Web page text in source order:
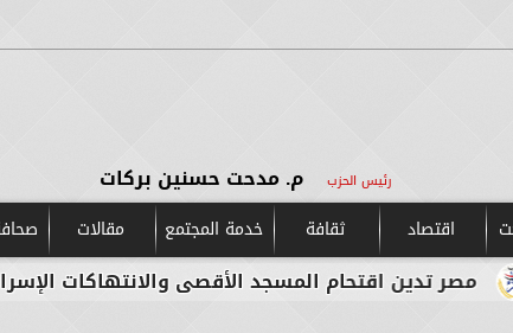
رئيس الحزب م. مدحت حسنين بركات
اقتصاد ثقافة خدمة المجتمع مقالات
المسجد الأقصى والانتهاكات الإسرائيلية